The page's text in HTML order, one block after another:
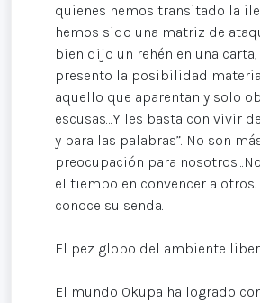
quienes hemos transitado la
hemos sido una matriz de
bien dijo un rehén en una carta,
presento la posibilidad
aquello que aparentan y solo
escusas…Y les basta con vivir
y para las palabras”. No son
preocupación para
el tiempo en convencer a otros.
conoce su senda.
El pez globo del ambiente
El mundo Okupa ha logrado